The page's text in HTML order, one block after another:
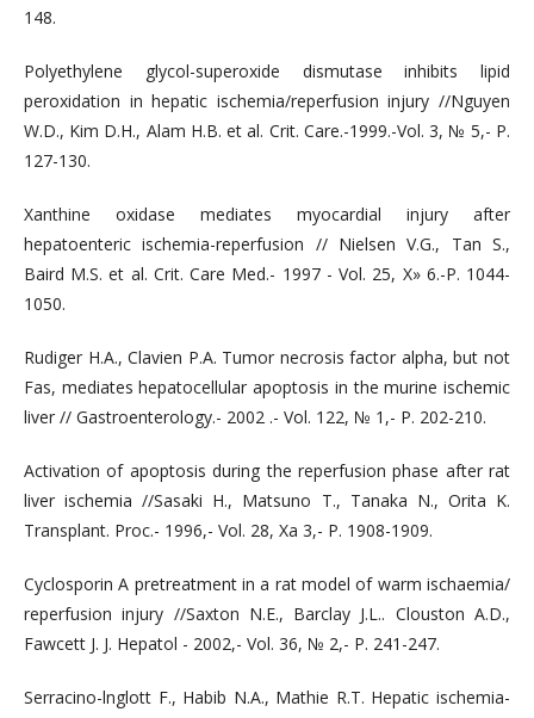
148.
Polyethylene glycol-superoxide dismutase inhibits lipid
peroxidation in hepatic ischemia/reperfusion injury //Nguyen
W.D., Kim D.H., Alam H.B. et al. Crit. Care.-1999.-Vol. 3, № 5,- P.
127-130.
Xanthine oxidase mediates myocardial injury after
hepatoenteric ischemia-reperfusion // Nielsen V.G., Tan S.,
Baird M.S. et al. Crit. Care Med.- 1997 - Vol. 25, X» 6.-P. 1044-
1050.
Rudiger H.A., Clavien P.A. Tumor necrosis factor alpha, but not
Fas, mediates hepatocellular apoptosis in the murine ischemic
liver // Gastroenterology.- 2002 .- Vol. 122, № 1,- P. 202-210.
Activation of apoptosis during the reperfusion phase after rat
liver ischemia //Sasaki H., Matsuno T., Tanaka N., Orita K.
Transplant. Proc.- 1996,- Vol. 28, Xa 3,- P. 1908-1909.
Cyclosporin A pretreatment in a rat model of warm ischaemia/
reperfusion injury //Saxton N.E., Barclay J.L.. Clouston A.D.,
Fawcett J. J. Hepatol - 2002,- Vol. 36, № 2,- P. 241-247.
Serracino-lnglott F., Habib N.A., Mathie R.T. Hepatic ischemia-